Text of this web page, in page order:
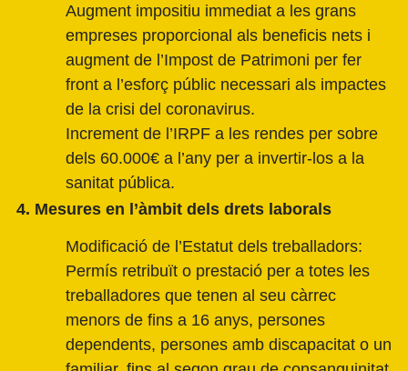
Augment impositiu immediat a les grans
empreses proporcional als beneficis nets i
augment de l’Impost de Patrimoni per fer
front a l’esforç públic necessari als impactes
de la crisi del coronavirus.
Increment de l’IRPF a les rendes per sobre
dels 60.000€ a l’any per a invertir-los a la
sanitat pública.
4. Mesures en l’àmbit dels drets laborals
Modificació de l’Estatut dels treballadors:
Permís retribuït o prestació per a totes les
treballadores que tenen al seu càrrec
menors de fins a 16 anys, persones
dependents, persones amb discapacitat o un